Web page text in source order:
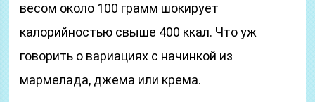
весом около 100 грамм шокирует
калорийностью свыше 400 ккал. Что уж
говорить о вариациях с начинкой из
мармелада, джема или крема.